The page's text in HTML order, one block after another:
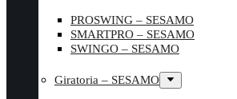
PROSWING – SESAMO
SMARTPRO – SESAMO
SWINGO – SESAMO
Giratoria – SESAMO